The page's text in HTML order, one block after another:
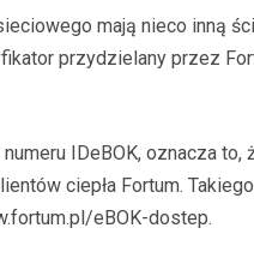
mają nieco inną
przydzielany przez
IDeBOK, oznacza
ciepła Fortum.
eBOK-dostep.